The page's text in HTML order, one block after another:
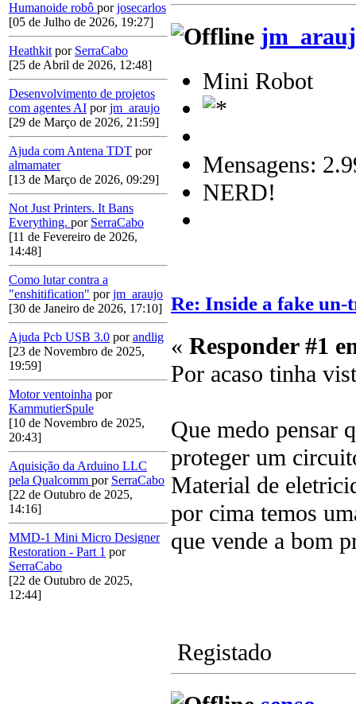
Humanoide robô porjosecarlos
[05 de Julho de 2026, 19:27]
Heathkit por SerraCabo
[25 de Abril de 2026, 12:48]
Desenvolvimento de projetos
com agentes AI porjm_araujo
[29 de Março de 2026, 21:59]
Ajuda com Antena TDT por
almamater
[13 de Março de 2026, 09:29]
Not Just Printers. It Bans
Everything. por SerraCabo
[11 de Fevereiro de 2026,
14:48]
Como lutar contra a
"enshitification" porjm_araujo
[30 de Janeiro de 2026, 17:10]
Ajuda Pcb USB 3.0 porandlig
[23 de Novembro de 2025,
19:59]
Motor ventoinha por
KammutierSpule
[10 de Novembro de 2025,
20:43]
Aquisição da Arduino LLC
pela Qualcomm por SerraCabo
[22 de Outubro de 2025,
14:16]
MMD-1 Mini Micro Designer
Restoration - Part 1 por
SerraCabo
[22 de Outubro de 2025,
12:44]
Mini Robot
Mensagens:
NERD!
Re: Inside a fake
« Responder #1
Por acaso tinha
Que medo pensar
proteger um
Material de
por cima temos
que vende a bom
Registado